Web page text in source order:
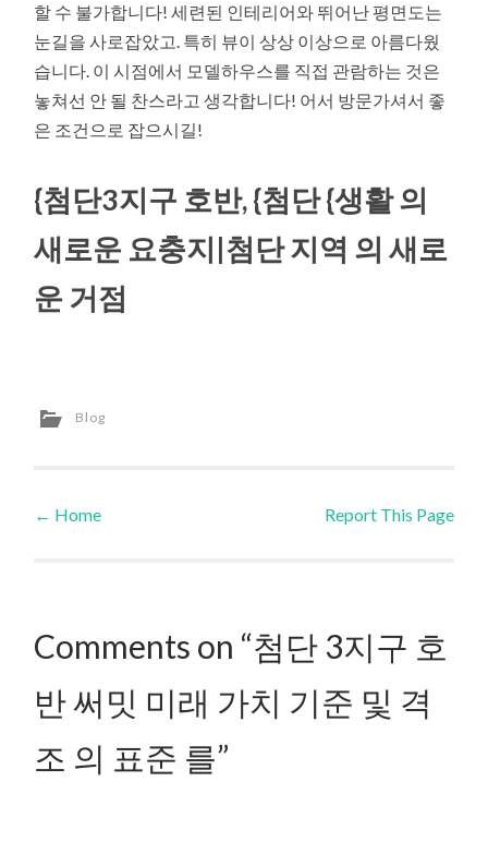
할 수 불가합니다! 세련된 인테리어와 뛰어난 평면도는
눈길을 사로잡았고. 특히 뷰이 상상 이상으로 아름다웠
습니다. 이 시점에서 모델하우스를 직접 관람하는 것은
놓쳐선 안 될 찬스라고 생각합니다! 어서 방문가셔서 좋
은 조건으로 잡으시길!
{첨단3지구 호반, {첨단 {생활 의
새로운 요충지|첨단 지역 의 새로
운 거점
Blog
Post navigation
← Home Report This Page
Comments on “첨단 3지구 호
반 써밋 미래 가치 기준 및 격
조 의 표준 를”